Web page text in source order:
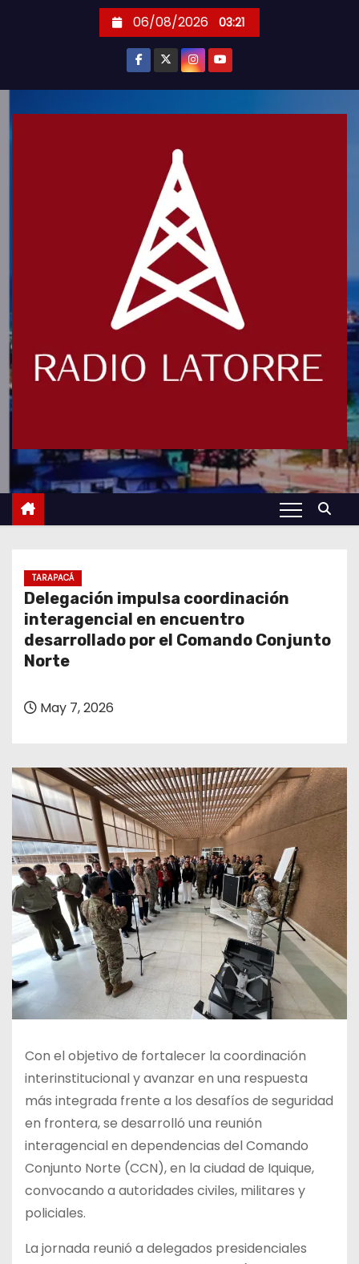
06/08/2026 03:21
TARAPACÁ
Delegación impulsa coordinación
interagencial en encuentro
desarrollado por el Comando Conjunto
Norte
May 7, 2026
Con el objetivo de fortalecer la coordinación
interinstitucional y avanzar en una respuesta
más integrada frente a los desafíos de seguridad
en frontera, se desarrolló una reunión
interagencial en dependencias del Comando
Conjunto Norte (CCN), en la ciudad de Iquique,
convocando a autoridades civiles, militares y
policiales.
La jornada reunió a delegados presidenciales